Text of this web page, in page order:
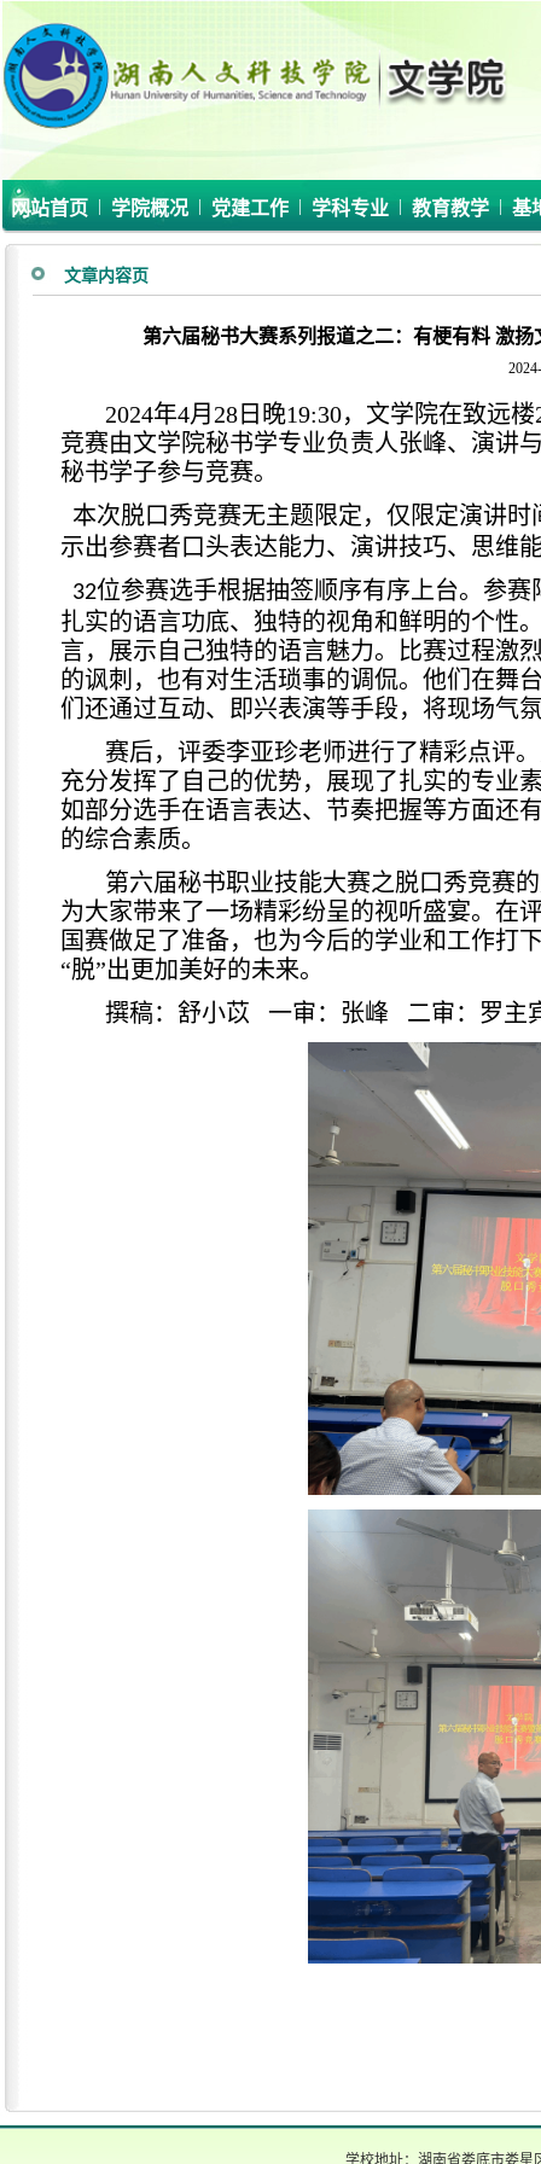
网站首页 | 学院概况 | 党建工作 | 学科专业 | 教育教学 | 基
文章内容页
第六届秘书大赛系列报道之二：有梗有料 激
2024年4月28日晚19:30，文学院在致远
竞赛由文学院秘书学专业负责人张峰、演讲
秘书学子参与竞赛。
本次脱口秀竞赛无主题限定，仅限定演讲时
示出参赛者口头表达能力、演讲技巧、思维
32位参赛选手根据抽签顺序有序上台。 参赛
扎实的语言功底、独特的视角和鲜明的个性
言，展示自己独特的语言魅力。比赛过程激
的讽刺，也有对生活琐事的调侃。他们在舞
们还通过互动、即兴表演等手段，将现场气
赛后，评委李亚珍老师进行了精彩点评
充分发挥了自己的优势，展现了扎实的专业
如部分选手在语言表达、节奏把握等方面还
的综合素质。
第六届秘书职业技能大赛之脱口秀竞赛
为大家带来了一场精彩纷呈的视听盛宴。在
国赛做足了准备，也为今后的学业和工作打
“脱”出更加美好的未来。
撰稿：舒小苡 一审：张峰 二审：罗主
学校地址：湖南省娄底市娄